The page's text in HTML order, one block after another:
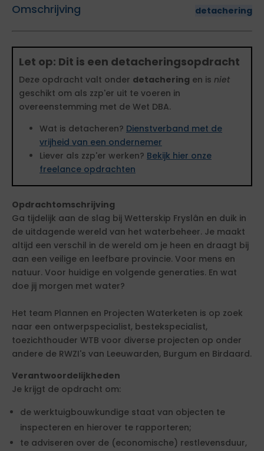
Omschrijving detachering
Let op: Dit is een detacheringsopdracht
Deze opdracht valt onder detachering en is niet
geschikt om als zzp'er uit te voeren in
overeenstemming met de Wet DBA.
Wat is detacheren? Dienstverband met de
vrijheid van een ondernemer
Liever als zzp'er werken? Bekijk hier onze
freelance opdrachten
Opdrachtomschrijving
Ga tijdelijk aan de slag bij Wetterskip Fryslân en duik in
de uitdagende wereld van het waterbeheer. Je maakt
altijd een verschil in de wereld om je heen en draagt bij
aan een veilige en leefbare provincie. Voor mens en
natuur. Voor huidige en volgende generaties. En wat
doe jij morgen met water?
Het team Plannen en Projecten Waterketen is op zoek
naar een ontwerpspecialist, bestekspecialist,
toezichthouder WTB voor diverse projecten op onder
andere de RWZI's van Leeuwarden, Burgum en Birdaard.
Verantwoordelijkheden
Je krijgt de opdracht om:
de werktuigbouwkundige staat van objecten te
inspecteren en hierover te rapporteren;
te adviseren over de (economische) restlevensduur,